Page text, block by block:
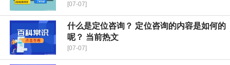
[07-07]
什么是定位咨询？ 定位咨询的内容是如何的
呢？ 当前热文
[07-07]